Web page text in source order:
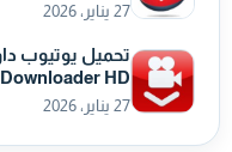
27 يناير، 2026
Downloader HD للكمبيوتر
27 يناير، 2026